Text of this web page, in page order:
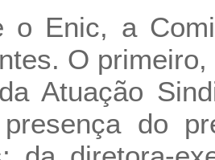
o Enic, a
O
Atuação
do